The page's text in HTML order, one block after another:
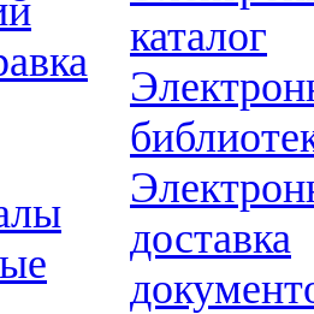
каталог
доставка